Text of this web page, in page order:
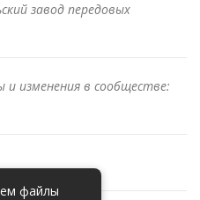
завод передовых
изменения в сообществе:
файлы